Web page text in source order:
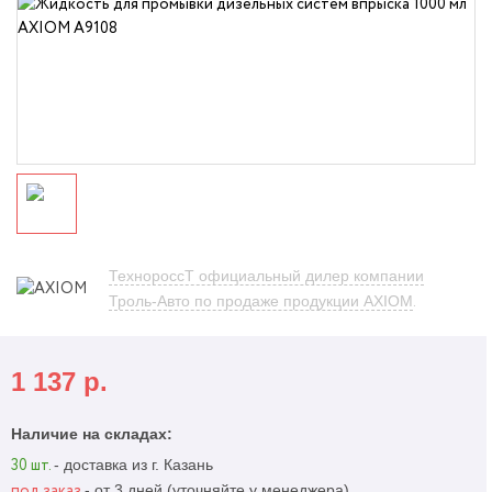
ТехнороссТ официальный дилер компании
Троль-Авто по продаже продукции AXIOM.
1 137 р.
Наличие на складах:
30 шт. - доставка из г. Казань